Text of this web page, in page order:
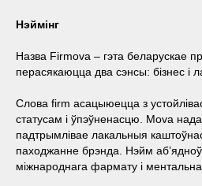
Нэймінг
Назва Firmova – гэта беларускае
перасякаюцца два сэнсы: бізнес і
Слова firm асацыюецца з
статусам і ўпэўненасцю. Mova
падтрымлівае лакальныя
паходжанне брэнда. Нэйм
міжнароднага фармату і